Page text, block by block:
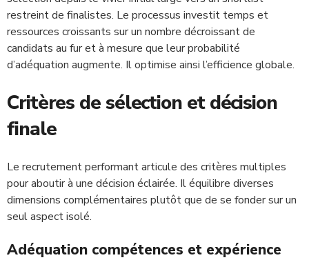
restreint de finalistes. Le processus investit temps et
ressources croissants sur un nombre décroissant de
candidats au fur et à mesure que leur probabilité
d’adéquation augmente. Il optimise ainsi l’efficience globale.
Critères de sélection et décision
finale
Le recrutement performant articule des critères multiples
pour aboutir à une décision éclairée. Il équilibre diverses
dimensions complémentaires plutôt que de se fonder sur un
seul aspect isolé.
Adéquation compétences et expérience